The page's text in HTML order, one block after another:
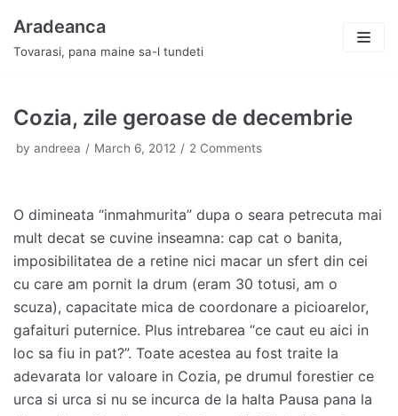
Skip
to
Aradeanca
Tovarasi, pana maine sa-l tundeti
Cozia, zile geroase de decembrie
by andreea March 6, 2012 2 Comments
O dimineata “inmahmurita” dupa o seara petrecuta mai
mult decat se cuvine inseamna: cap cat o banita,
imposibilitatea de a retine nici macar un sfert din cei
cu care am pornit la drum (eram 30 totusi, am o
scuza), capacitate mica de coordonare a picioarelor,
gafaituri puternice. Plus intrebarea “ce caut eu aici in
loc sa fiu in pat?”. Toate acestea au fost traite la
adevarata lor valoare in Cozia, pe drumul forestier ce
urca si urca si nu se incurca de la halta Pausa pana la